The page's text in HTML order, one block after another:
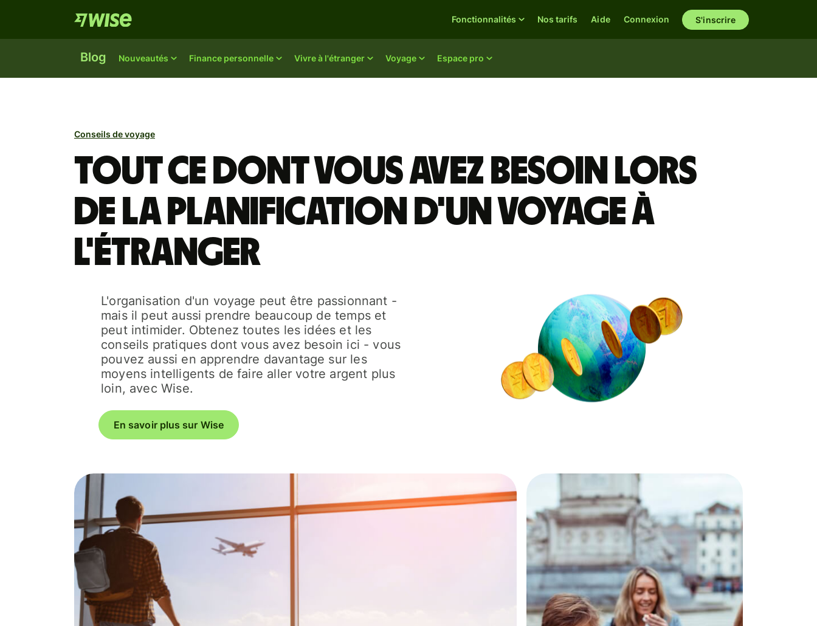
Blog Nouveautés Finance personnelle Vivre à l'étranger Voyage Espace pro
Fonctionnalités Nos tarifs Aide Connexion S'inscrire
Conseils de voyage
Tout ce dont vous avez besoin lors
de la planification d'un voyage à
l'étranger
L'organisation d'un voyage peut être passionnant -
mais il peut aussi prendre beaucoup de temps et
peut intimider. Obtenez toutes les idées et les
conseils pratiques dont vous avez besoin ici - vous
pouvez aussi en apprendre davantage sur les
moyens intelligents de faire aller votre argent plus
loin, avec Wise.
En savoir plus sur Wise